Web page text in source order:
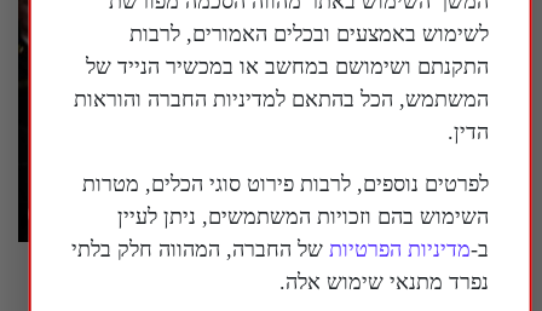
טראמפ הורה: להציב שלטי אזהרה סביב מוזיאון
לשימוש באמצעים ובכלים האמורים, לרבות
התקנתם ושימושם במחשב או במכשיר הנייד של
המשתמש, הכל בהתאם למדיניות החברה והוראות
הדין.
לפרטים נוספים, לרבות פירוט סוגי הכלים, מטרות
השימוש בהם וזכויות המשתמשים, ניתן לעיין
ב-מדיניות הפרטיות של החברה, המהווה חלק בלתי
נפרד מתנאי שימוש אלה.